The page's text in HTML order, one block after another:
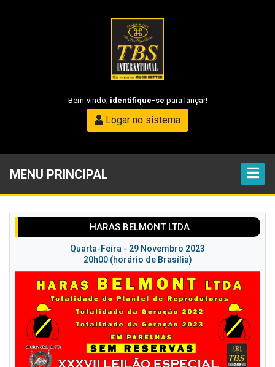
Bem-vindo, identifique-se para lançar!
Logar no sistema
MENU PRINCIPAL
HARAS BELMONT LTDA
Quarta-Feira - 29 Novembro 2023
20h00 (horário de Brasília)